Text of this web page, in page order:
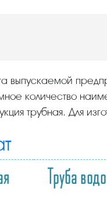
выпускаемой
количество
трубная. Для
Труба